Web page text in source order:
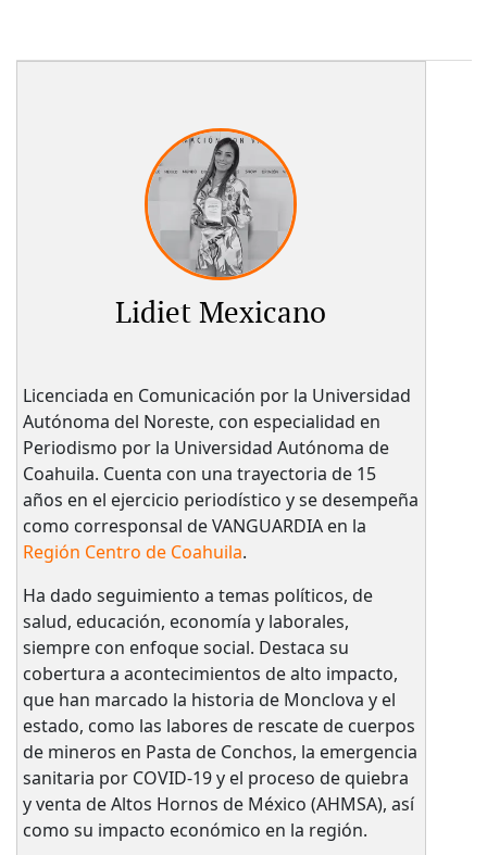
Lidiet Mexicano
Licenciada en Comunicación por la Universidad
Autónoma del Noreste, con especialidad en
Periodismo por la Universidad Autónoma de
Coahuila. Cuenta con una trayectoria de 15
años en el ejercicio periodístico y se desempeña
como corresponsal de VANGUARDIA en la
Región Centro de Coahuila.
Ha dado seguimiento a temas políticos, de
salud, educación, economía y laborales,
siempre con enfoque social. Destaca su
cobertura a acontecimientos de alto impacto,
que han marcado la historia de Monclova y el
estado, como las labores de rescate de cuerpos
de mineros en Pasta de Conchos, la emergencia
sanitaria por COVID-19 y el proceso de quiebra
y venta de Altos Hornos de México (AHMSA), así
como su impacto económico en la región.